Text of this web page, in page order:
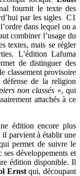
fournit le texte des
par les sigles C1
dans lequel on a
combiner l’usage du
textes, mais se régler
L’édition Lafuma
de distinguer des
classement provisoire
de la religion
non classés », qui
attachés à ce
édition encore plus
il parvient à établir une
permet de suivre le
développements et
édition disponible. Il
Ernstqui, découpant